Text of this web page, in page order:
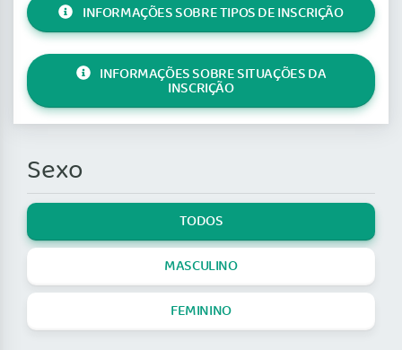
INFORMAÇÕES SOBRE TIPOS DE INSCRIÇÃO
INFORMAÇÕES SOBRE SITUAÇÕES DA
INSCRIÇÃO
Sexo
TODOS
MASCULINO
FEMININO